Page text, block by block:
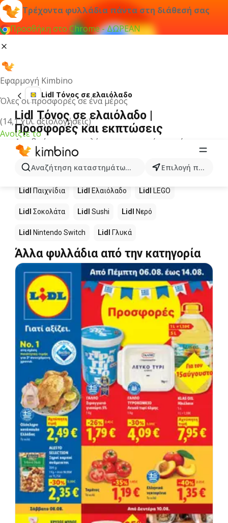
Τρέχοντα φυλλάδια πάντα στη διάθεσή σας
Προσθήκη στο Chrome - ΔΩΡΕΑΝ
Εφαρμογή Kimbino
Όλες οι προσφορές σε ένα μέρος
(14,1 χιλ. αξιολογήσεις)
Ανοίξτε το
Αναζήτηση καταστημάτων, κατηγοριών, προϊόντων...
Επιλογή πόλης
Lidl Τόνος σε ελαιόλαδο
Lidl Τόνος σε ελαιόλαδο |
Προσφορές και εκπτώσεις
Δεν βρήκαμε αποτελέσματα για αυτόν τον όρο.
Άλλα προϊόντα στα καταστήματα
Lidl
Lidl Παιχνίδια Lidl Ελαιόλαδο Lidl LEGO
Lidl Σοκολάτα Lidl Sushi Lidl Νερό
Lidl Nintendo Switch Lidl Γλυκά
Άλλα φυλλάδια από την κατηγορία